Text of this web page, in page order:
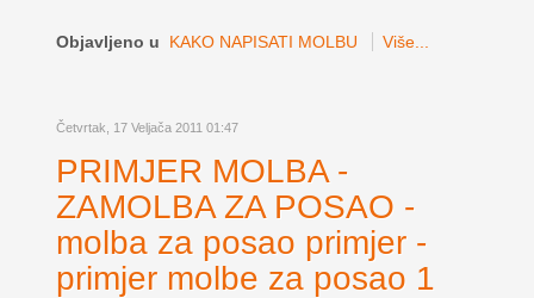
Objavljeno u KAKO NAPISATI MOLBU Više...
Četvrtak, 17 Veljača 2011 01:47
PRIMJER MOLBA -
ZAMOLBA ZA POSAO -
molba za posao primjer -
primjer molbe za posao 1